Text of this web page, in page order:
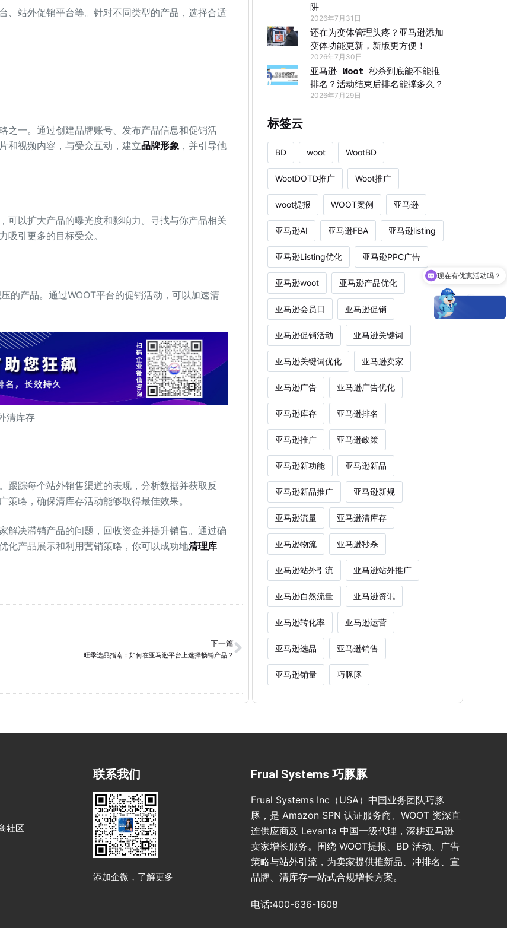
、站外促销平台等。针对不同类型的产品，选择合适
之一。通过创建品牌账号、发布产品信息和促销活
和视频内容，与受众互动，建立品牌形象，并引导他
可以扩大产品的曝光度和影响力。寻找与你产品相关
吸引更多的目标受众。
的产品。通过WOOT平台的促销活动，可以加速清
清库存
跟踪每个站外销售渠道的表现，分析数据并获取反
略，确保清库存活动能够取得最佳效果。
解决滞销产品的问题，回收资金并提升销售。通过确
化产品展示和利用营销策略，你可以成功地清理库
下一篇
旺季选品指南：如何在亚马逊平台上选择畅销产品？
阱
2026年7月31日
还在为变体管理头疼？亚马逊添加
变体功能更新，新版更方便！
2026年7月30日
亚马逊 Woot 秒杀到底能不能推
排名？活动结束后排名能撑多久？
2026年7月29日
标签云
BD woot WootBD
WootDOTD推广 Woot推广
woot提报 WOOT案例 亚马逊
亚马逊AI 亚马逊FBA 亚马逊listing
亚马逊Listing优化 亚马逊PPC广告
亚马逊woot 亚马逊产品优化
亚马逊会员日 亚马逊促销
亚马逊促销活动 亚马逊关键词
亚马逊关键词优化 亚马逊卖家
亚马逊广告 亚马逊广告优化
亚马逊库存 亚马逊排名
亚马逊推广 亚马逊政策
亚马逊新功能 亚马逊新品
亚马逊新品推广 亚马逊新规
亚马逊流量 亚马逊清库存
亚马逊物流 亚马逊秒杀
亚马逊站外引流 亚马逊站外推广
亚马逊自然流量 亚马逊资讯
亚马逊转化率 亚马逊运营
亚马逊选品 亚马逊销售
亚马逊销量 巧豚豚
社区
联系我们
添加企微，了解更多
Frual Systems 巧豚豚
Frual Systems Inc（USA）中国业务团队巧豚
豚，是 Amazon SPN 认证服务商、WOOT 资深直
连供应商及 Levanta 中国一级代理，深耕亚马逊
卖家增长服务。围绕 WOOT提报、BD 活动、广告
策略与站外引流，为卖家提供推新品、冲排名、宣
品牌、清库存一站式合规增长方案。
电话:400-636-1608
Woot能为卖家解决什么痛点？